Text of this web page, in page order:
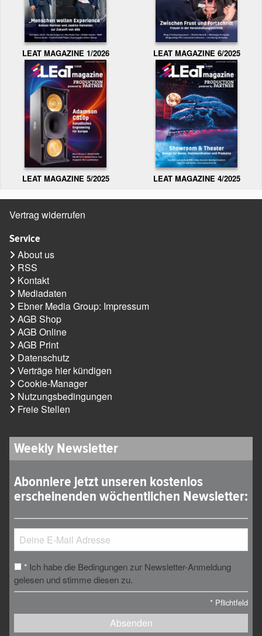
LEAT MAGAZINE 1/2026 LEAT MAGAZINE 6/2025
LEAT MAGAZINE 5/2025 LEAT MAGAZINE 4/2025
Vertrag widerrufen
Service
About us
RSS
Kontakt
Mediadaten
Ebner Media Group: Impressum
AGB Shop
AGB Online
AGB Print
Datenschutz
Verträge hier kündigen
Cookie-Manager
Nutzungsbedingungen
Freie Stellen
Weekly Newsletter
Abonniere jetzt unseren kostenlos
erscheinenden wöchentlichen Newsletter:
* Ich habe die Bedingungen zur Newsletter-Anmeldung
gelesen und stimme diesen zu.
* Pflichtfeld
Absenden